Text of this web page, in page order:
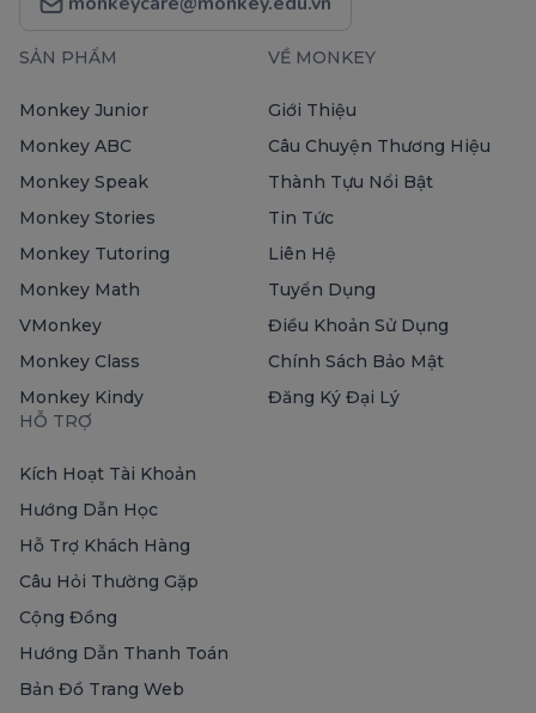
SẢN PHẨM
Monkey Junior
Monkey ABC
Monkey Speak
Monkey Stories
Monkey Tutoring
Monkey Math
VMonkey
Monkey Class
Monkey Kindy
VỀ MONKEY
Giới Thiệu
Câu Chuyện Thương Hiệu
Thành Tựu Nổi Bật
Tin Tức
Liên Hệ
Tuyển Dụng
Điều Khoản Sử Dụng
Chính Sách Bảo Mật
Đăng Ký Đại Lý
HỖ TRỢ
Kích Hoạt Tài Khoản
Hướng Dẫn Học
Hỗ Trợ Khách Hàng
Câu Hỏi Thường Gặp
Cộng Đồng
Hướng Dẫn Thanh Toán
Bản Đồ Trang Web